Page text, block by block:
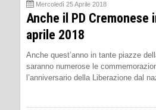
Mercoledì 25 Aprile 2018
Anche il PD Cremonese
aprile 2018
Anche quest’anno in tante piazze
saranno numerose le
l’anniversario della Liberazione dal